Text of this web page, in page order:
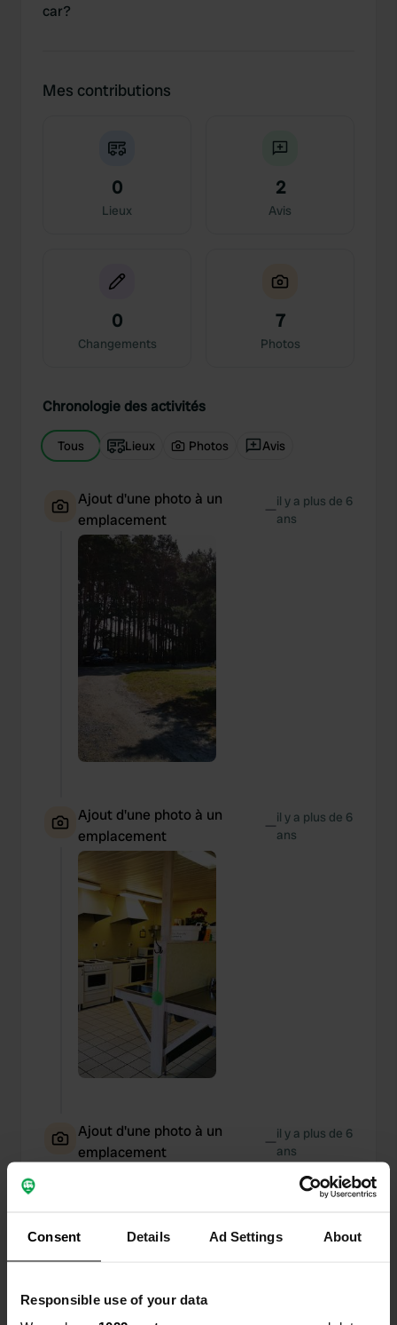
Consent Details Ad Settings About
Responsible use of your data
car?
Mes contributions
0
Lieux
2
Avis
0
Changements
7
Photos
Chronologie des activités
Tous Lieux Photos Avis
Ajout d'une photo à un
emplacement
—il y a plus de 6
ans
Ajout d'une photo à un
emplacement
—il y a plus de 6
ans
Ajout d'une photo à un
emplacement
—il y a plus de 6
ans